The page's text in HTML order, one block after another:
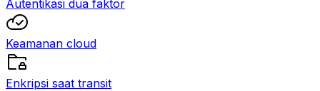
Autentikasi dua faktor
Keamanan cloud
Enkripsi saat transit